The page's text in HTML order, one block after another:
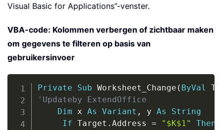
Visual Basic for Applications”-venster.
VBA-code: Kolommen verbergen of zichtbaar maken
om gegevens te filteren op basis van
gebruikersinvoer
Private Sub Worksheet_Change ( ByVal
'Updateby ExtendOffice
Dim x As Variant , y As
String
If Target . Address = "$K$1"
Then
Copy